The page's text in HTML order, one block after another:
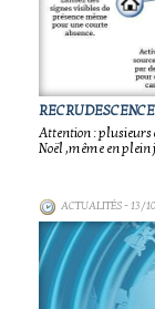
Attention : plusieurs
Noël ,même en plein
ACTUALITÉS- 13/